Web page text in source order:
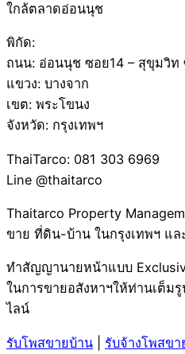
ใกล้ตลาดอ่อนนุช
พิกัด:
ถนน: อ่อนนุช ซอย14 – สุขุมวิท
แขวง: บางจาก
เขต: พระโขนง
จังหวัด: กรุงเทพฯ
ThaiTarco: 081 303 6969
Line @thaitarco
Thaitarco Property
ขาย ที่ดิน-บ้าน ในกรุงเทพฯ แ
ทำสัญญานายหน้าแบบ
ในการขายอสังหาฯให้ท่านเต็ม
ไลน์
รับโพสขายบ้าน
รับจ้างโพสข